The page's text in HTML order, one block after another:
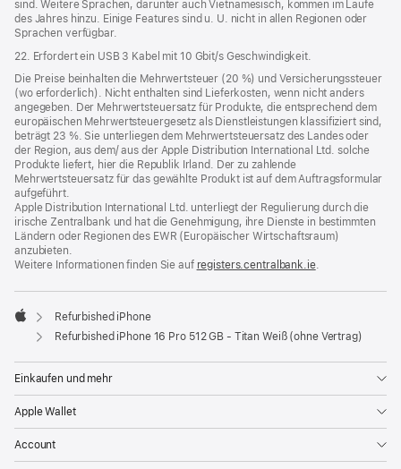
sind. Weitere Sprachen, darunter auch Vietnamesisch, kommen im Laufe
des Jahres hinzu. Einige Features sind u. U. nicht in allen Regionen oder
Sprachen verfügbar.
22. Erfordert ein USB 3 Kabel mit 10 Gbit/s Geschwindigkeit.
Die Preise beinhalten die Mehrwertsteuer (20 %) und Versicherungssteuer
(wo erforderlich). Nicht enthalten sind Lieferkosten, wenn nicht anders
angegeben. Der Mehrwertsteuersatz für Produkte, die entsprechend dem
europäischen Mehrwertsteuergesetz als Dienstleistungen klassifiziert sind,
beträgt 23 %. Sie unterliegen dem Mehrwertsteuersatz des Landes oder
der Region, aus dem/ aus der Apple Distribution International Ltd. solche
Produkte liefert, hier die Republik Irland. Der zu zahlende
Mehrwertsteuersatz für das gewählte Produkt ist auf dem Auftragsformular
aufgeführt.
Apple Distribution International Ltd. unterliegt der Regulierung durch die
irische Zentralbank und hat die Genehmigung, ihre Dienste in bestimmten
Ländern oder Regionen des EWR (Europäischer Wirtschaftsraum)
anzubieten.
Weitere Informationen finden Sie auf registers.centralbank.ie(Öffnet
neues
.
Apple
Refurbished iPhone
Refurbished iPhone 16 Pro 512 GB - Titan Weiß (ohne Vertrag)
Einkaufen und mehr
Apple Wallet
Account